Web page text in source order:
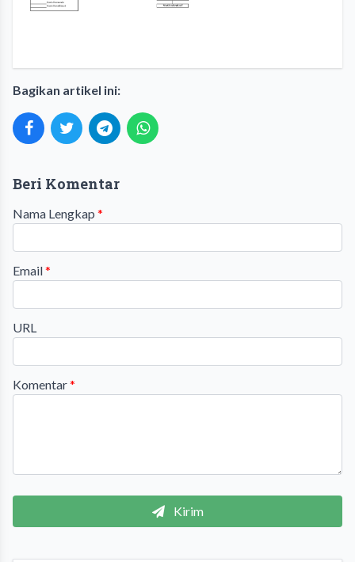
Bagikan artikel ini:
Beri Komentar
Nama Lengkap *
Email*
URL
Komentar*
Kirim